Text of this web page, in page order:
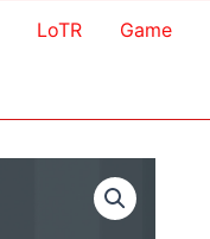
LoTR Game